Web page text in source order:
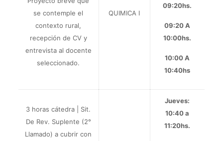
se contemple el
contexto rural,
recepción de CV y
entrevista al docente
seleccionado.
QUIMICA I
09:20hs.
09:20 A
10:00hs.
10:00 A
10:40hs
3 horas cátedra | Sit.
De Rev. Suplente (2°
Llamado) a cubrir con
Jueves:
10:40 a
11:20hs.